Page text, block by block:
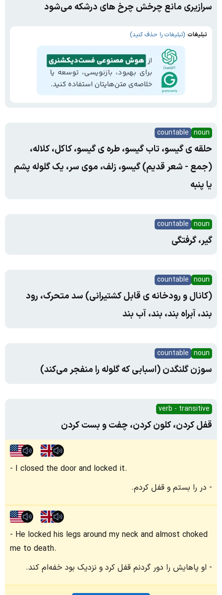
سرازیری مانع چرخش چرخ های درشکه می‌شود
تبلیغات (تبلیغات را حذف کنید)
noun
countable
حلقه ی گیسو، تاب گیسو، طره ی گیسو، کاکل، کلاله،
(جمع - شعر قدیم) گیسو، زلف، موی سر، یک گلوله پشم
یا پنبه
noun
countable
گیر، گرفتگی
noun
countable
(کانال و رودخانه ی قابل کشتیرانی) سد متحرک، رود
بند، آبراه بند، بند، آب بند
noun
countable
سوزن گلنگدن (اسبابی که گلوله را منفجر می‌کند)
verb - transitive
قفل کردن، کلون کردن، چفت و بست کردن
I closed the door and locked it.
در را بستم و قفل کردم.
He locked his legs around my neck and almost choked
me to death.
او پاهایش را دور گردنم قفل کرد و نزدیک بود خفه‌ام کند.